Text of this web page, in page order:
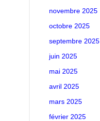
novembre 2025
octobre 2025
septembre 2025
juin 2025
mai 2025
avril 2025
mars 2025
février 2025